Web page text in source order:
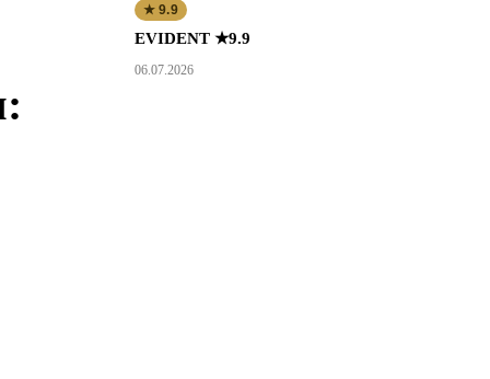
★ 9.9
EVIDENT ★9.9
06.07.2026